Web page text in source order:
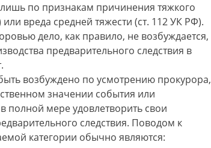
по признакам причинения тяжкого
вреда средней тяжести (ст. 112 УК РФ).
дело, как правило, не возбуждается,
предварительного следствия в
возбуждено по усмотрению прокурора,
значении события или
полной мере удовлетворить свои
следствия. Поводом к
категории обычно являются: